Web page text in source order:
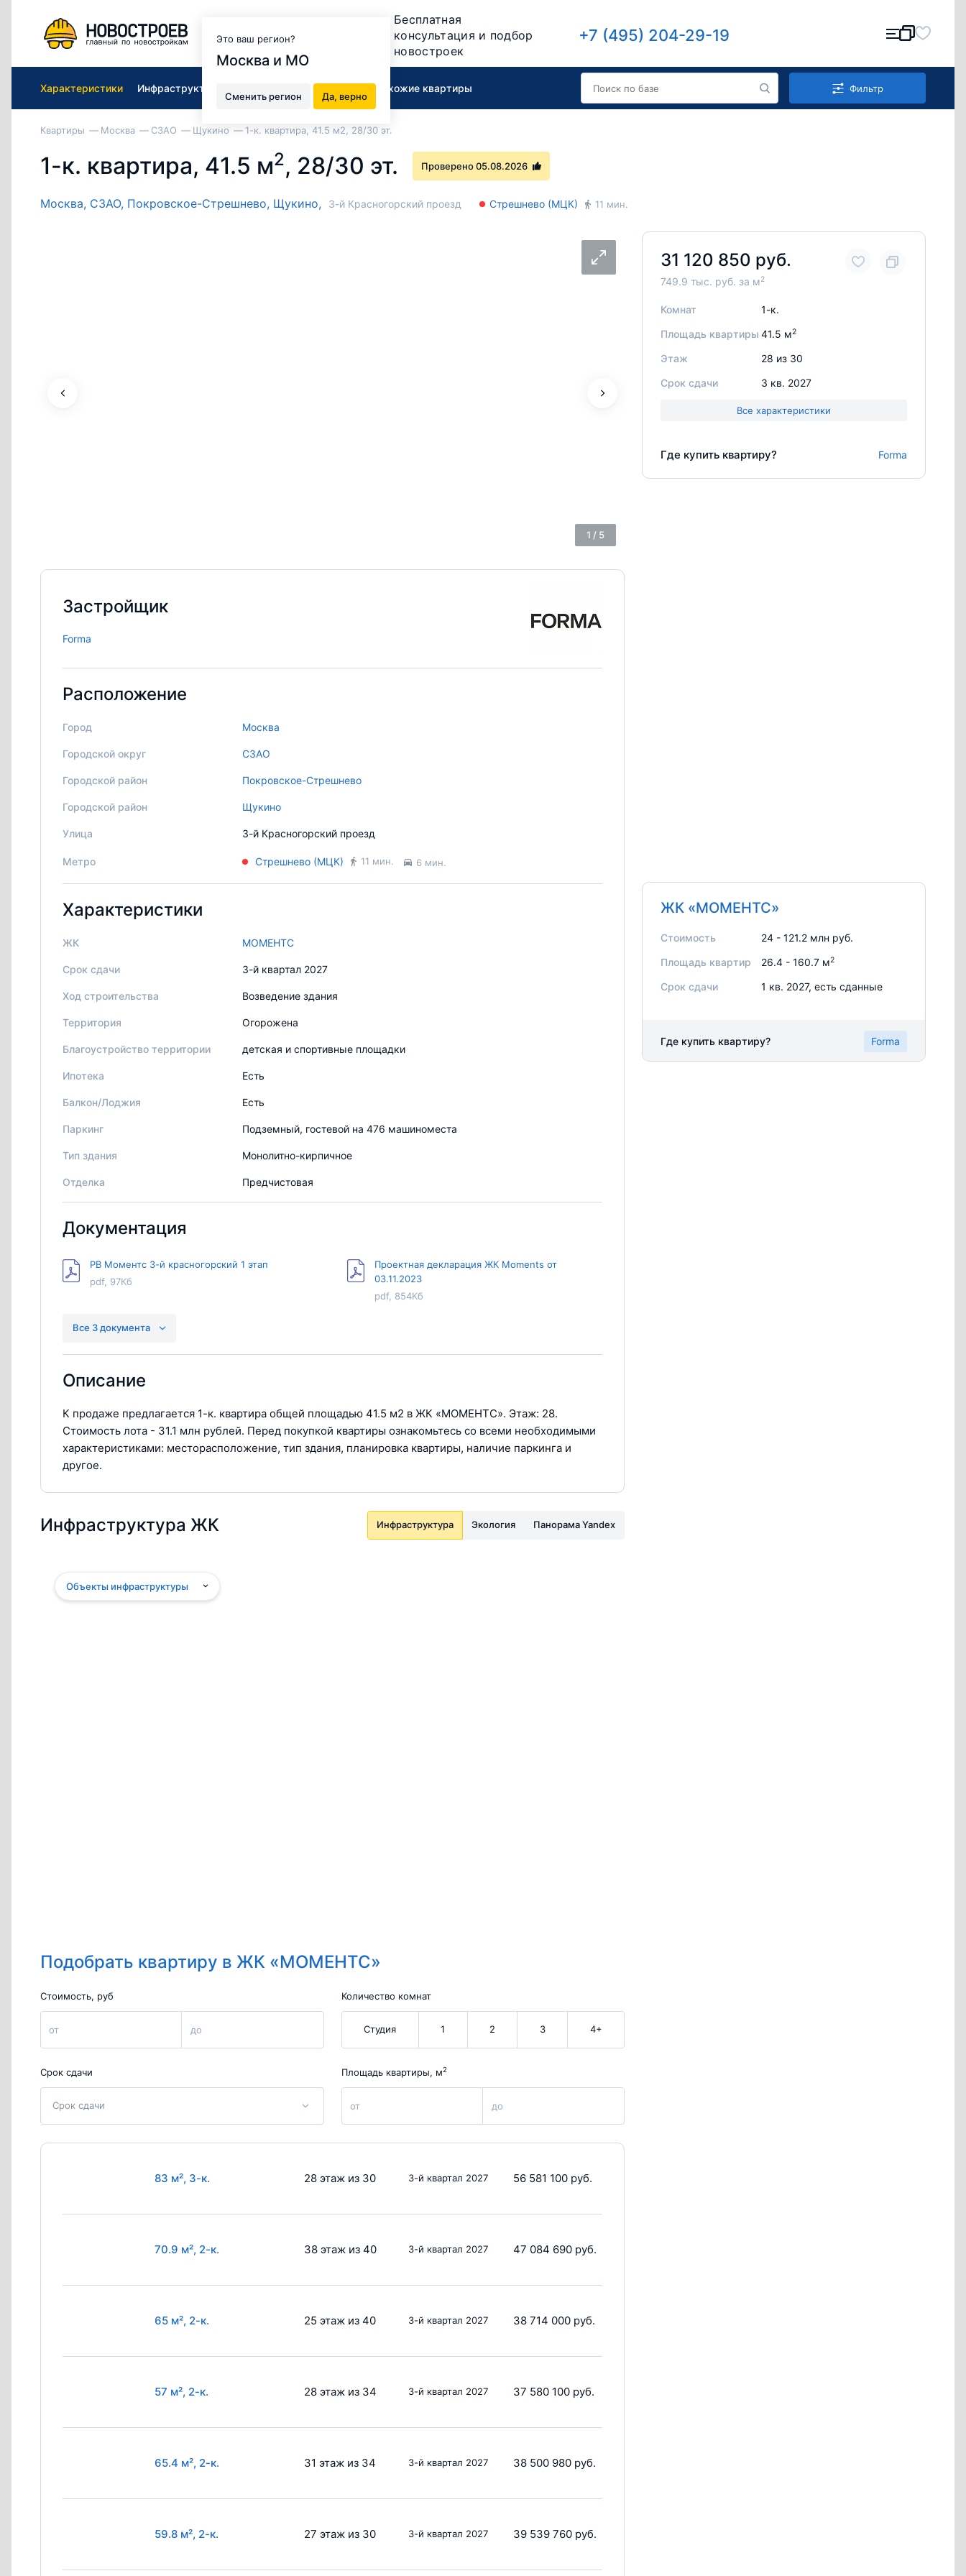
Это ваш регион?
Москва и МО
Сменить регион Да, верно
Бесплатная
консультация и подбор
новостроек
+7 (495) 204-29-19
Характеристики Инфраструктура ЖК Подобрать квартиру Похожие квартиры Фильтр
Квартиры Москва СЗАО Щукино 1-к. квартира, 41.5 м2, 28/30 эт.
1-к. квартира, 41.5 м2, 28/30 эт. Проверено 05.08.2026
Москва, СЗАО, Покровское-Стрешнево, Щукино, 3-й Красногорский проезд Стрешнево (МЦК) 11 мин.
1 / 5
31 120 850 руб.
749.9 тыс. руб. за м2
Комнат
1-к.
Площадь квартиры 41.5 м2
Этаж
28 из 30
Срок сдачи
3 кв. 2027
Все характеристики
Где купить квартиру? Forma
Застройщик
Forma
Расположение
Город Москва
Городской округ СЗАО
Городской район Покровское-Стрешнево
Городской район Щукино
Улица 3-й Красногорский проезд
Метро Стрешнево (МЦК) 11 мин. 6 мин.
Характеристики
ЖК МОМЕНТС
Срок сдачи 3-й квартал 2027
Ход строительства Возведение здания
Территория Огорожена
Благоустройство территории детская и спортивные площадки
Ипотека Есть
Балкон/Лоджия Есть
Паркинг Подземный, гостевой на 476 машиноместа
Тип здания Монолитно-кирпичное
Отделка Предчистовая
Документация
РВ Моментс 3-й красногорский 1 этап
pdf, 97Кб
Проектная декларация ЖК Moments от
03.11.2023
pdf, 854Кб
Разрешение на строительство ЖК Moments
Все 3 документа
Описание
К продаже предлагается 1-к. квартира общей площадью 41.5 м2 в ЖК «МОМЕНТС». Этаж: 28.
Стоимость лота - 31.1 млн рублей. Перед покупкой квартиры ознакомьтесь со всеми необходимыми
характеристиками: месторасположение, тип здания, планировка квартиры, наличие паркинга и
другое.
Инфраструктура ЖК Инфраструктура Экология Панорама Yandex
Объекты инфраструктуры
Подобрать квартиру в ЖК «МОМЕНТС»
Стоимость, руб
от до
Количество комнат
Студия 1 2 3 4+
Срок сдачи
Срок сдачи
Площадь квартиры, м2
от до
83 м², 3-к. 28 этаж из 30 3-й квартал 2027 56 581 100 руб.
70.9 м², 2-к. 38 этаж из 40 3-й квартал 2027 47 084 690 руб.
65 м², 2-к. 25 этаж из 40 3-й квартал 2027 38 714 000 руб.
57 м², 2-к. 28 этаж из 34 3-й квартал 2027 37 580 100 руб.
65.4 м², 2-к. 31 этаж из 34 3-й квартал 2027 38 500 980 руб.
59.8 м², 2-к. 27 этаж из 30 3-й квартал 2027 39 539 760 руб.
ЖК «МОМЕНТС»
Стоимость
24 - 121.2 млн руб.
Площадь квартир
26.4 - 160.7 м2
Срок сдачи 1 кв. 2027, есть сданные
Где купить квартиру? Forma